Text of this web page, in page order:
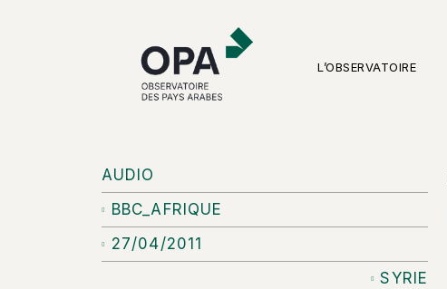
L’OBSERVATOIRE
AUDIO
BBC_AFRIQUE
27/04/2011
SYRIE